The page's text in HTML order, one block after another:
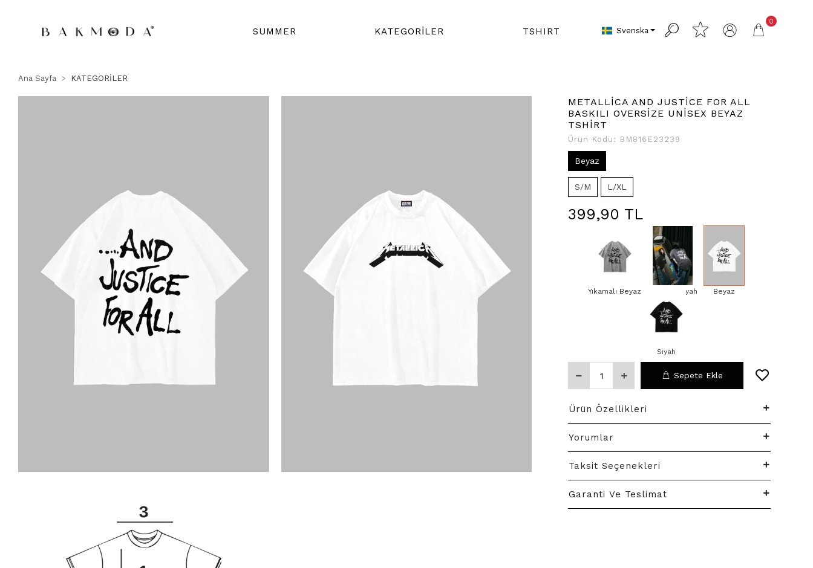
SUMMER KATEGORİLER TSHIRT Svenska
0
Ana Sayfa KATEGORİLER
METALLİCA AND JUSTİCE FOR ALL
BASKILI OVERSİZE UNİSEX BEYAZ
TSHİRT
Ürün Kodu: BM816E23239
Beyaz
S/M L/XL
399,90 TL
Yıkamalı Beyaz Yıkamalı Siyah Beyaz
Siyah
Sepete Ekle
Ürün Özellikleri
Yorumlar
Taksit Seçenekleri
Garanti Ve Teslimat